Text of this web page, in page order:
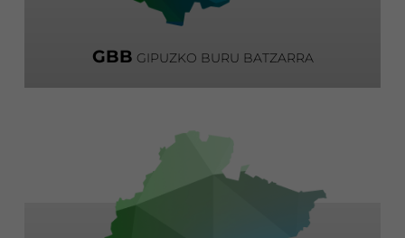
GBB GIPUZKO BURU BATZARRA